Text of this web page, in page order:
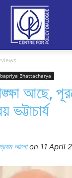
Bhattacharya
আছে,
প্রথম আলোon 11 April